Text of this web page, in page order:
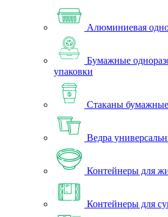
Алюминиевая
Бумажные
упаковки
Стаканы
Ведра
Контейнеры для
Контейнеры для